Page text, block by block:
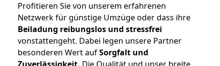
Profitieren Sie von unserem erfahrenen
Netzwerk für günstige Umzüge oder dass ihre
Beiladung reibungslos und stressfrei
vonstattengeht. Dabei legen unsere Partner
besonderen Wert aufSorgfalt und